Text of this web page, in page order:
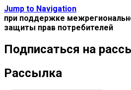
Jump to Navigation
при поддержке
защиты прав потребителей
Подписаться на
Рассылка